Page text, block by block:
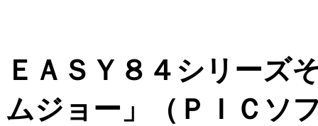
ＥＡＳＹ８４シリーズ
ムジョー」（ＰＩＣソ